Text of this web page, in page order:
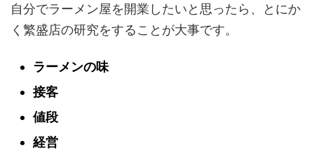
自分でラーメン屋を開業したいと思ったら、とにか
く繁盛店の研究をすることが大事です。
ラーメンの味
接客
値段
経営